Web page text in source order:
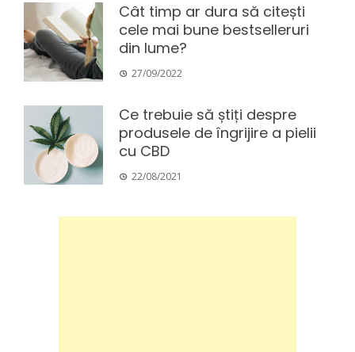
Cât timp ar dura să citești
cele mai bune bestselleruri
din lume?
27/09/2022
Ce trebuie să știți despre
produsele de îngrijire a pielii
cu CBD
22/08/2021